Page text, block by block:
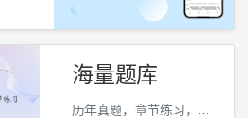
海量题库
历年真题，章节练习，模拟预测